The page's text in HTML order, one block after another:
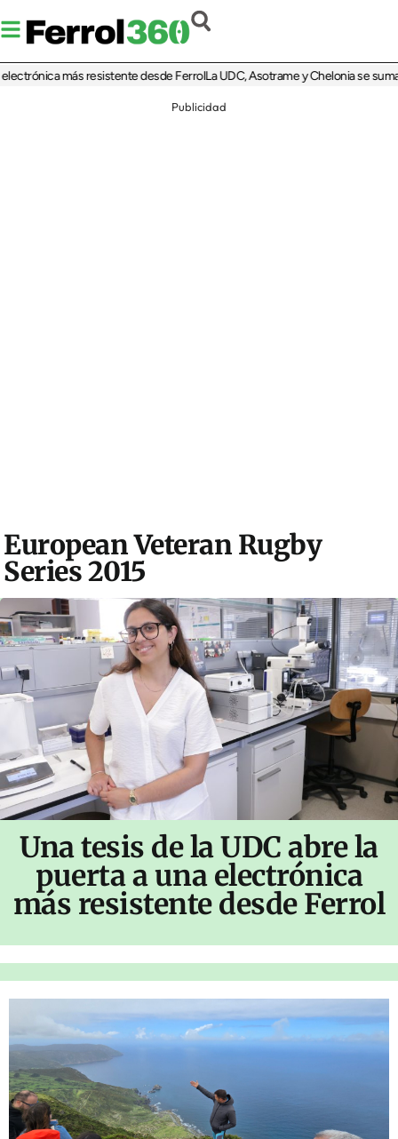
más resistente desde FerrolLa UDC, Asotrame y Chelonia se suman al
Publicidad
European Veteran Rugby
Series 2015
Una tesis de la UDC abre la
puerta a una electrónica
más resistente desde Ferrol